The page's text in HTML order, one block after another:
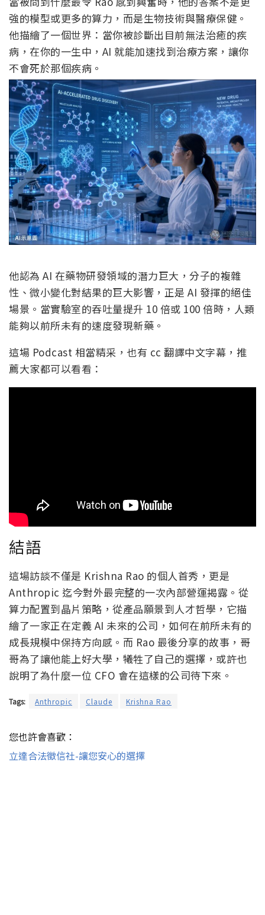
強的模型或更多的算力，而是生物技術與醫療保健。
他描繪了一個世界：當你被診斷出目前無法治癒的疾
病，在你的一生中，AI 就能加速找到治療方案，讓你
不會死於那個疾病。
他認為 AI 在藥物研發領域的潛力巨大，分子的複雜
性、微小變化對結果的巨大影響，正是 AI 發揮的絕佳
場景。當實驗室的吞吐量提升 10 倍或 100 倍時，人類
能夠以前所未有的速度發現新藥。
這場 Podcast 相當精采，也有 cc 翻譯中文字幕，推
薦大家都可以看看：
結語
這場訪談不僅是 Krishna Rao 的個人首秀，更是
Anthropic 迄今對外最完整的一次內部營運揭露。從
算力配置到晶片策略，從產品願景到人才哲學，它描
繪了一家正在定義 AI 未來的公司，如何在前所未有的
成長規模中保持方向感。而 Rao 最後分享的故事，哥
哥為了讓他能上好大學，犧牲了自己的選擇，或許也
說明了為什麼一位 CFO 會在這樣的公司待下來。
Tags: Anthropic Claude Krishna Rao
您也許會喜歡：
立達合法徵信社-讓您安心的選擇